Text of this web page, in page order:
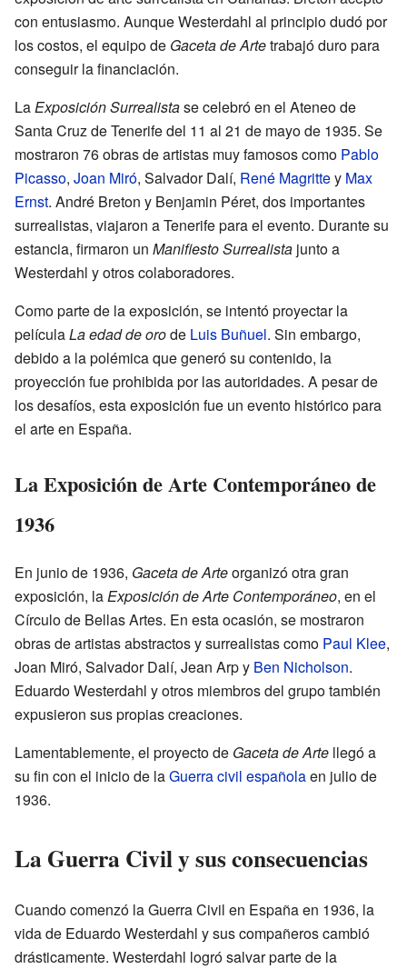
con entusiasmo. Aunque Westerdahl al principio dudó por
los costos, el equipo de Gaceta de Artetrabajó duro para
conseguir la financiación.
LaExposición Surrealistase celebró en el Ateneo de
Santa Cruz de Tenerife del 11 al 21 de mayo de 1935. Se
mostraron 76 obras de artistas muy famosos como Pablo
Picasso, Joan Miró, Salvador Dalí, René Magrittey Max
Ernst. André Breton y Benjamin Péret, dos importantes
surrealistas, viajaron a Tenerife para el evento. Durante su
estancia, firmaron un Manifiesto Surrealista junto a
Westerdahl y otros colaboradores.
Como parte de la exposición, se intentó proyectar la
películaLa edad de orode Luis Buñuel. Sin embargo,
debido a la polémica que generó su contenido, la
proyección fue prohibida por las autoridades. A pesar de
los desafíos, esta exposición fue un evento histórico para
el arte en España.
La Exposición de Arte Contemporáneo de
1936
En junio de 1936, Gaceta de Arteorganizó otra gran
exposición, laExposición de Arte Contemporáneo, en el
Círculo de Bellas Artes. En esta ocasión, se mostraron
obras de artistas abstractos y surrealistas como Paul Klee,
Joan Miró, Salvador Dalí, Jean Arp y Ben Nicholson.
Eduardo Westerdahl y otros miembros del grupo también
expusieron sus propias creaciones.
Lamentablemente, el proyecto de Gaceta de Arte llegó a
su fin con el inicio de laGuerra civil españolaen julio de
1936.
La Guerra Civil y sus consecuencias
Cuando comenzó la Guerra Civil en España en 1936, la
vida de Eduardo Westerdahl y sus compañeros cambió
drásticamente. Westerdahl logró salvar parte de la